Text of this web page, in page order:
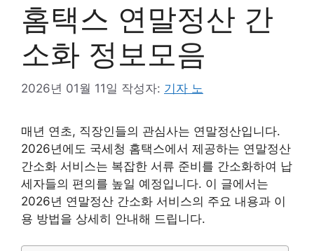
홈택스 연말정산 간
소화 정보모음
2026년 01월 11일 작성자: 기자 노
매년 연초, 직장인들의 관심사는 연말정산입니다.
2026년에도 국세청 홈택스에서 제공하는 연말정산
간소화 서비스는 복잡한 서류 준비를 간소화하여 납
세자들의 편의를 높일 예정입니다. 이 글에서는
2026년 연말정산 간소화 서비스의 주요 내용과 이
용 방법을 상세히 안내해 드립니다.